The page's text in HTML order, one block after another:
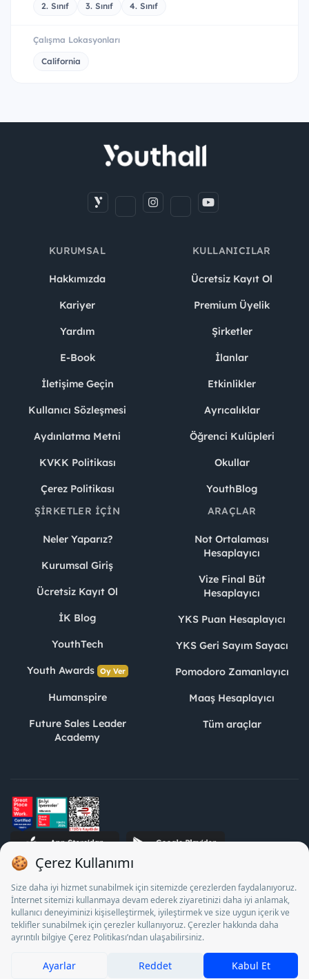
2. Sınıf 3. Sınıf 4. Sınıf
Çalışma Lokasyonları
California
KURUMSAL
Hakkımızda
Kariyer
Yardım
E-Book
İletişime Geçin
Kullanıcı Sözleşmesi
Aydınlatma Metni
KVKK Politikası
Çerez Politikası
KULLANICILAR
Ücretsiz Kayıt Ol
Premium Üyelik
Şirketler
İlanlar
Etkinlikler
Ayrıcalıklar
Öğrenci Kulüpleri
Okullar
YouthBlog
ŞIRKETLER İÇIN
Neler Yaparız?
Kurumsal Giriş
Ücretsiz Kayıt Ol
İK Blog
YouthTech
Youth Awards Oy Ver
Humanspire
Future Sales Leader
Academy
ARAÇLAR
Not Ortalaması
Hesaplayıcı
Vize Final Büt
Hesaplayıcı
YKS Puan Hesaplayıcı
YKS Geri Sayım Sayacı
Pomodoro Zamanlayıcı
Maaş Hesaplayıcı
Tüm araçlar
STJ İnsan Kaynakları Bilişim ve Danışmanlık A.Ş. Özel İstihdam
Bürosu Olarak 13/05/2025 - 12/05/2028 tarihleri arasında
faaliyette bulunmak üzere, Türkiye İş Kurumu tarafından
18/04/2025 tarih ve 18095710 sayılı karar uyarınca 1078 nolu
belge ile faaliyet göstermektedir. 4904 sayılı kanun uyarınca iş
arayanlardan ücret alınması yasaktır.